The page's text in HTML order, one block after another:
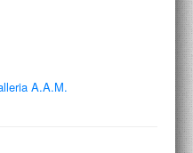
A.A.M.